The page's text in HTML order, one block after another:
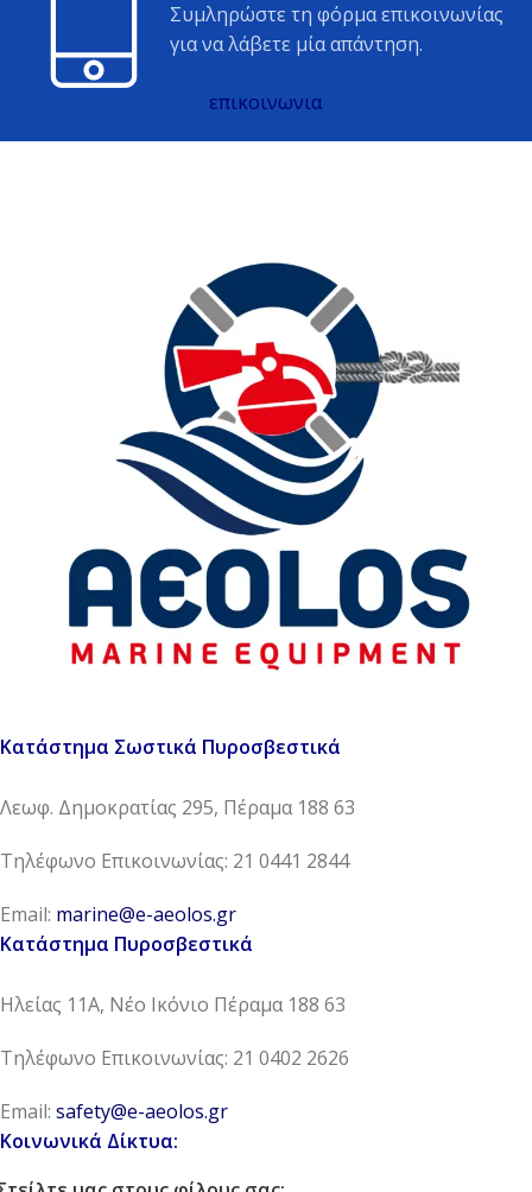
Συμληρώστε τη φόρμα επικοινωνίας
για να λάβετε μία απάντηση.
επικοινωνια
Κατάστημα Σωστικά Πυροσβεστικά
Λεωφ. Δημοκρατίας 295, Πέραμα 188 63
Τηλέφωνο Επικοινωνίας: 21 0441 2844
Email: marine@e-aeolos.gr
Κατάστημα Πυροσβεστικά
Ηλείας 11Α, Νέο Ικόνιο Πέραμα 188 63
Τηλέφωνο Επικοινωνίας: 21 0402 2626
Email: safety@e-aeolos.gr
Κοινωνικά Δίκτυα: